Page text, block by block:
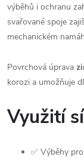
výběhů i ochranu
svařované spoje
mechanickém
Povrchová úprava
korozi a umožňuje
Využití
✅ Výběhy